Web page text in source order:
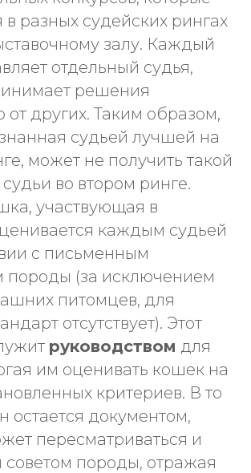
в разных судейских рингах
залу. Каждый
отдельный судья,
решения
от других. Таким образом,
судьей лучшей на
может не получить такой
судьи во втором ринге.
участвующая в
каждым судьей
с письменным
породы (за исключением
питомцев, для
отсутствует). Этот
руководством для
им оценивать кошек на
критериев. В то
остается документом,
пересматриваться и
советом породы, отражая